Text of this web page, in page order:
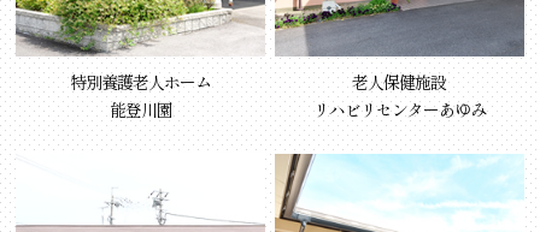
特別養護老人ホーム
能登川園
老人保健施設
リハビリセンターあゆみ